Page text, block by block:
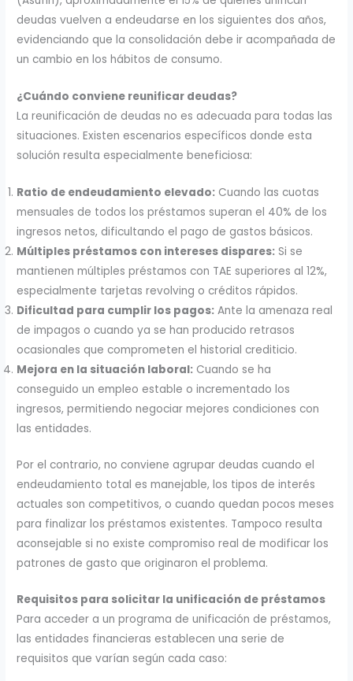
deudas vuelven a endeudarse en los siguientes dos años,
evidenciando que la consolidación debe ir acompañada de
un cambio en los hábitos de consumo.
¿Cuándo conviene reunificar deudas?
La reunificación de deudas no es adecuada para todas las
situaciones. Existen escenarios específicos donde esta
solución resulta especialmente beneficiosa:
Ratio de endeudamiento elevado: Cuando las cuotas
mensuales de todos los préstamos superan el 40% de los
ingresos netos, dificultando el pago de gastos básicos.
Múltiples préstamos con intereses dispares: Si se
mantienen múltiples préstamos con TAE superiores al 12%,
especialmente tarjetas revolving o créditos rápidos.
Dificultad para cumplir los pagos: Ante la amenaza real
de impagos o cuando ya se han producido retrasos
ocasionales que comprometen el historial crediticio.
Mejora en la situación laboral: Cuando se ha
conseguido un empleo estable o incrementado los
ingresos, permitiendo negociar mejores condiciones con
las entidades.
Por el contrario, no conviene agrupar deudas cuando el
endeudamiento total es manejable, los tipos de interés
actuales son competitivos, o cuando quedan pocos meses
para finalizar los préstamos existentes. Tampoco resulta
aconsejable si no existe compromiso real de modificar los
patrones de gasto que originaron el problema.
Requisitos para solicitar la unificación de préstamos
Para acceder a un programa de unificación de préstamos,
las entidades financieras establecen una serie de
requisitos que varían según cada caso: